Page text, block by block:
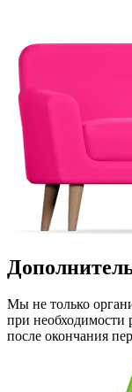
Мы не только
при необходимости
после окончания